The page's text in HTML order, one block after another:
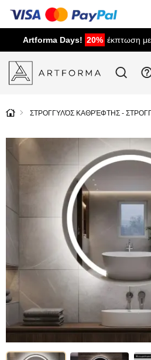
Artforma Days! 20% έκπτωση
ΣΤΡΟΓΓΥΛΌΣ ΚΑΘΡΈΦΤΗΣ -